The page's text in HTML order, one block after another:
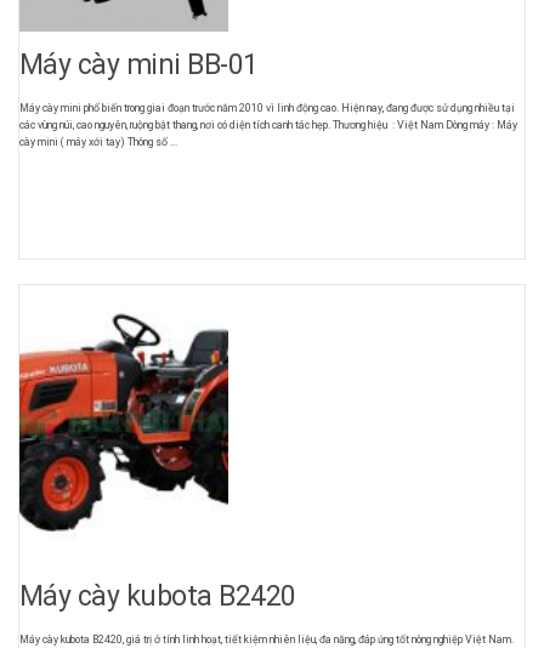
Máy cày mini BB-01
Máy cày mini phổ biến trong giai đoạn trước năm 2010 vì linh động cao. Hiện nay, đang được sử dụng nhiều tại
các vùng núi, cao nguyên, ruộng bật thang, nơi có diện tích canh tác hẹp. Thương hiệu : Việt Nam Dòng máy : Máy
cày mini ( máy xới tay) Thông số ...
Máy cày kubota B2420
Máy cày kubota B2420, giá trị ở tính linh hoạt, tiết kiệm nhiên liệu, đa năng, đáp ứng tốt nông nghiệp Việt Nam.